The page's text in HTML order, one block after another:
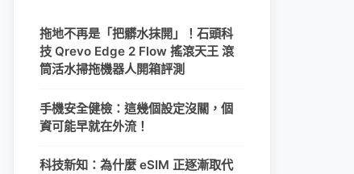
拖地不再是「把髒水抹開」！石頭科
技 Qrevo Edge 2 Flow 搖滾天王 滾
筒活水掃拖機器人開箱評測
手機安全健檢：這幾個設定沒關，個
資可能早就在外流！
科技新知：為什麼 eSIM 正逐漸取代